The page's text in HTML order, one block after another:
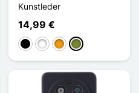
Kunstleder
14,99 €
Schwarz
WeißOrange
Khaki